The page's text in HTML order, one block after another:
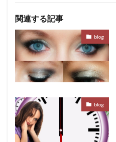
関連する記事
blog
blog